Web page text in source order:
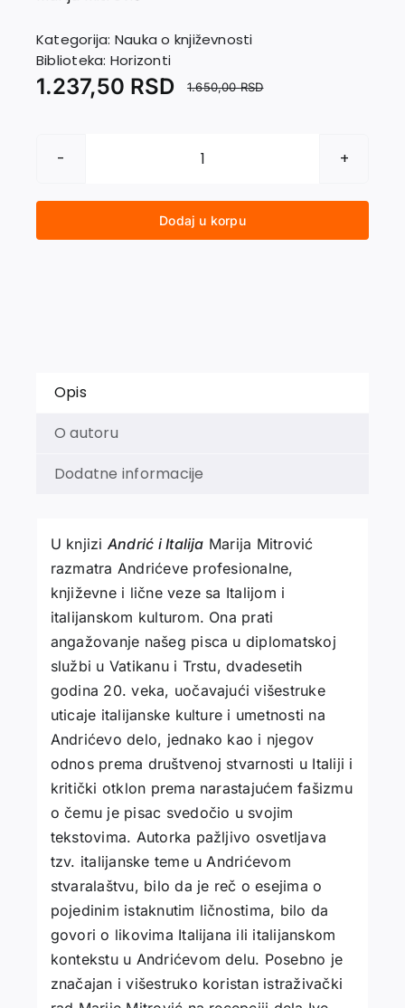
EU PROJEKTI
Kontakt
Kategorija: Nauka o književnosti
Biblioteka: Horizonti
1.650,00RSD
1.237,50 RSD
ANDRIĆ
ITALIJA
količina
Dodaj u korpu
Opis
O autoru
Dodatne informacije
U knjizi Andrić i Italija Marija Mitrović
razmatra Andrićeve profesionalne,
književne i lične veze sa Italijom i
italijanskom kulturom. Ona prati
angažovanje našeg pisca u diplomatskoj
službi u Vatikanu i Trstu, dvadesetih
godina 20. veka, uočavajući višestruke
uticaje italijanske kulture i umetnosti na
Andrićevo delo, jednako kao i njegov
odnos prema društvenoj stvarnosti u Italiji i
kritički otklon prema narastajućem fašizmu
o čemu je pisac svedočio u svojim
tekstovima. Autorka pažljivo osvetljava
tzv. italijanske teme u Andrićevom
stvaralaštvu, bilo da je reč o esejima o
pojedinim istaknutim ličnostima, bilo da
govori o likovima Italijana ili italijanskom
kontekstu u Andrićevom delu. Posebno je
značajan i višestruko koristan istraživački